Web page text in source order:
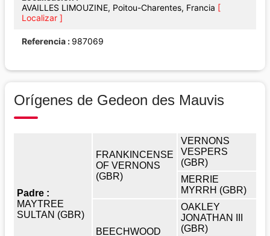
AVAILLES LIMOUZINE, Poitou-Charentes, Francia [
Localizar ]
Referencia 987069
Orígenes de Gedeon des Mauvis
Padre :
MAYTREE
SULTAN (GBR)
FRANKINCENSE
OF VERNONS
(GBR)
VERNONS
VESPERS
(GBR)
MERRIE
MYRRH (GBR)
BEECHWOOD
OAKLEY
JONATHAN III
(GBR)